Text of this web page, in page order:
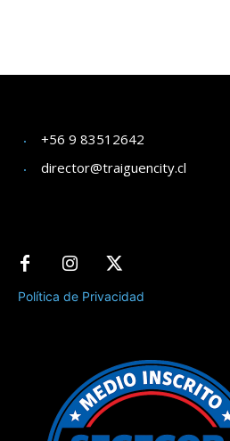
+56 9 83512642
director@traiguencity.cl
Política de Privacidad